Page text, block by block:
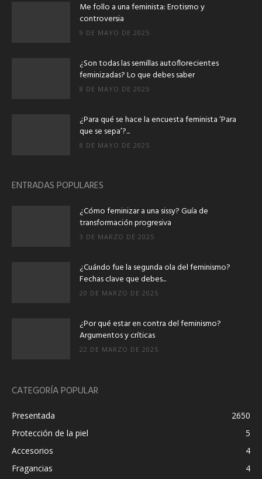
Me follo a una feminista: Erotismo y
controversia
9 DE MAYO DE 2025
¿Son todas las semillas autoflorecientes
feminizadas? Lo que debes saber
8 DE MAYO DE 2025
¿Para qué se hace la encuesta feminista ‘Para
que se sepa’?...
8 DE MAYO DE 2025
ENTRADAS POPULARES
¿Cómo feminizar a una sissy? Guía de
transformación progresiva
3 DE MARZO DE 2025
¿Cuándo fue la segunda ola del feminismo?
Fechas clave que debes...
20 DE MARZO DE 2025
¿Por qué estar en contra del feminismo?
Argumentos y críticas
22 DE MARZO DE 2025
CATEGORÍA POPULAR
Presentada
2650
Protección de la piel
5
Accesorios
4
Fragancias
4